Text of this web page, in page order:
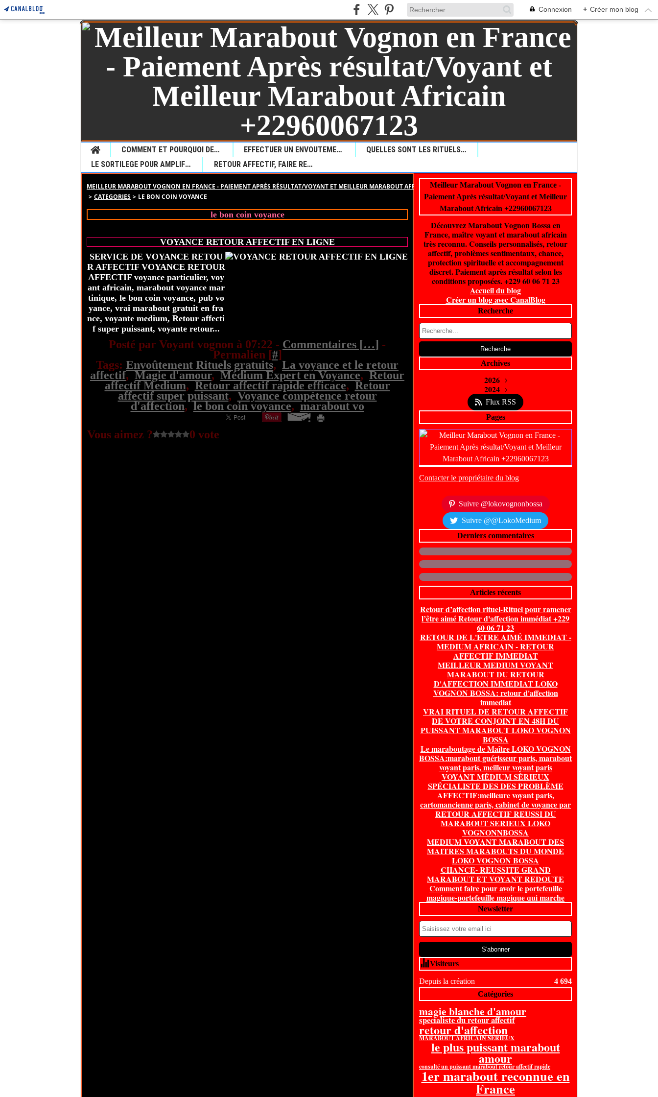
Connexion + Créer mon blog
Home COMMENT ET POURQUOI DEMANDER UNE VOYANCE CHEZ LE JEUNE MARABOUT SEDONOU GUETA PAUL? EFFECTUER UN ENVOUTEMENT POUR PROVOQUER LA MALCHANCE
QUELLES SONT LES RITUELS VAUDOU: COMMENT LES RITUELS VAUDOU PEUVENT AIDER ?+229 99 01 00 62
LE SORTILEGE POUR AMPLIFIER LE DESIR
RETOUR AFFECTIF, FAIRE REVENIR VOTRE AMOUR PERDU
MEILLEUR MARABOUT VOGNON EN FRANCE - PAIEMENT APRÈS RÉSULTAT/VOYANT ET MEILLEUR MARABOUT AFRICAIN +22960067123
> CATEGORIES > LE BON COIN VOYANCE
le bon coin voyance
VOYANCE RETOUR AFFECTIF EN LIGNE
SERVICE DE VOYANCE RETOU
R AFFECTIF VOYANCE RETOUR
AFFECTIF voyance particulier, voy
ant africain, marabout voyance mar
tinique, le bon coin voyance, pub vo
yance, vrai marabout gratuit en fra
nce, voyante medium, Retour affecti
f super puissant, voyante retour...
Posté par Voyant vognon à 07:22 - Commentaires […] -
Permalien [#]
Tags: Envoûtement Rituels gratuits, La voyance et le retour
affectif,Magie d'amour,Médium Expert en Voyance,Retour
affectif Medium,Retour affectif rapide efficace,Retour
affectif super puissant,Voyance compétence retour
d'affection,le bon coin voyance,marabout vo
Vous aimez ? 0 vote
Meilleur Marabout Vognon en France -
Paiement Après résultat/Voyant et Meilleur
Marabout Africain +22960067123
Découvrez Marabout Vognon Bossa en
France, maître voyant et marabout africain
très reconnu. Conseils personnalisés, retour
affectif, problèmes sentimentaux, chance,
protection spirituelle et accompagnement
discret. Paiement après résultat selon les
conditions proposées. +229 60 06 71 23
Accueil du blog
Créer un blog avec CanalBlog
Recherche
Archives
2026
Juin(300)
Avril(5)
2024
Février(1)
Flux RSS
Pages
Contacter le propriétaire du blog
Suivre @lokovognonbossa
Suivre @@LokoMedium
Derniers commentaires
Articles récents
Retour d’affection rituel-Rituel pour ramener
l’être aimé Retour d'affection immédiat +229
60 06 71 23
RETOUR DE L'ETRE AIMÉ IMMEDIAT -
MEDIUM AFRICAIN - RETOUR
AFFECTIF IMMEDIAT
MEILLEUR MEDIUM VOYANT
MARABOUT DU RETOUR
D'AFFECTION IMMEDIAT LOKO
VOGNON BOSSA: retour d'affection
immediat
VRAI RITUEL DE RETOUR AFFECTIF
DE VOTRE CONJOINT EN 48H DU
PUISSANT MARABOUT LOKO VOGNON
BOSSA
Le maraboutage de Maître LOKO VOGNON
BOSSA:marabout guérisseur paris, marabout
voyant paris, meilleur voyant paris
VOYANT MÉDIUM SÉRIEUX
SPÉCIALISTE DES DES PROBLÈME
AFFECTIF:meilleure voyant paris,
cartomancienne paris, cabinet de voyance par
RETOUR AFFECTIF REUSSI DU
MARABOUT SERIEUX LOKO
VOGNONNBOSSA
MEDIUM VOYANT MARABOUT DES
MAITRES MARABOUTS DU MONDE
LOKO VOGNON BOSSA
CHANCE- REUSSITE GRAND
MARABOUT ET VOYANT REDOUTE
Comment faire pour avoir le portefeuille
magique-portefeuille magique qui marche
Newsletter
Visiteurs
Depuis la création
4 694
Catégories
magie blanche d'amour
specialiste du retour affectif
retour d'affection
MARABOUT AFRICAIN SERIEUX
le plus puissant marabout
amour
consulté un puissant marabout retour affectif rapide
1er marabout reconnue en
France